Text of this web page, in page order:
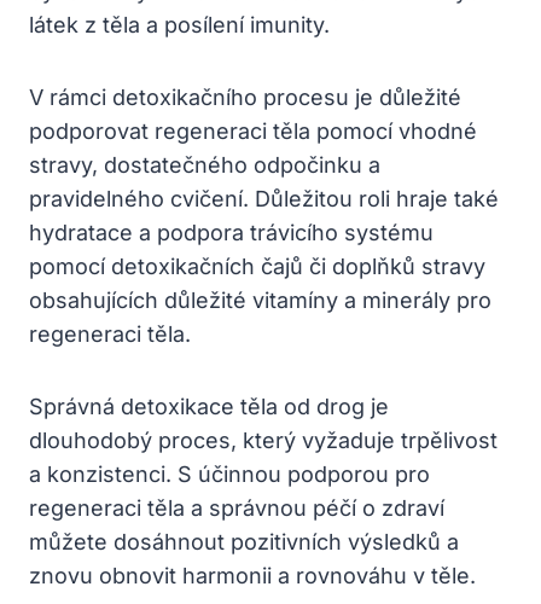
látek z těla a posílení imunity.
V rámci detoxikačního procesu je důležité
podporovat regeneraci těla pomocí vhodné
stravy, dostatečného odpočinku a
pravidelného cvičení. Důležitou roli hraje také
hydratace a podpora trávicího systému
pomocí detoxikačních čajů či doplňků stravy
obsahujících důležité vitamíny a minerály pro
regeneraci těla.
Správná detoxikace těla od drog je
dlouhodobý proces, který vyžaduje trpělivost
a konzistenci. S účinnou podporou pro
regeneraci těla a správnou péčí o zdraví
můžete dosáhnout pozitivních výsledků a
znovu obnovit harmonii a rovnováhu v těle.